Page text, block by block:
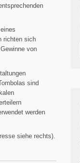
richten sich
von
sind
werden
siehe rechts).